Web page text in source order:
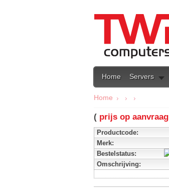
Home Servers
Home
( prijs op aanvraag
Productcode:
Merk:
Bestelstatus:
Omschrijving: